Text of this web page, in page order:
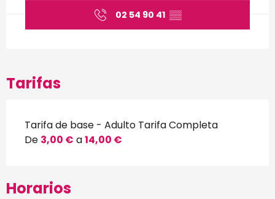
02 54 90 41 ▒▒
Tarifas
Tarifa de base - Adulto Tarifa Completa
De 3,00 € a14,00 €
Horarios